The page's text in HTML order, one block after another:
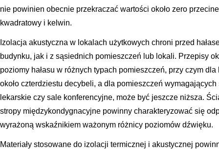
nie powinien obecnie przekraczać wartości około zero
kwadratowy i kelwin.
Izolacja akustyczna w lokalach użytkowych chroni przed
budynku, jak i z sąsiednich pomieszczeń lub lokali. Przepisy
poziomy hałasu w różnych typach pomieszczeń, przy czym
około czterdziestu decybeli, a dla pomieszczeń
lekarskie czy sale konferencyjne, może być jeszcze niższa.
stropy międzykondygnacyjne powinny charakteryzować się
wyrażoną wskaźnikiem ważonym różnicy poziomów dźwięku.
Materiały stosowane do izolacji termicznej i akustycznej